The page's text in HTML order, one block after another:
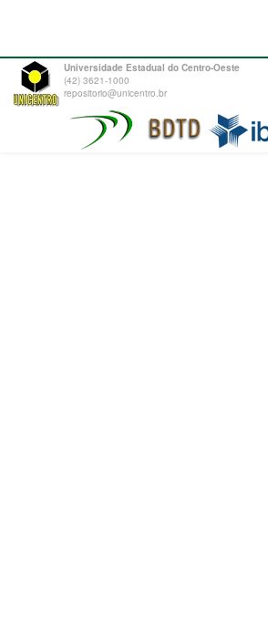
Universidade Estadual do Centro-Oeste
(42) 3621-1000
repositorio@unicentro.br